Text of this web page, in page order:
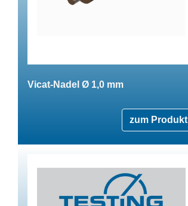
Vicat-Nadel Ø 1,0 mm
zum Produkt